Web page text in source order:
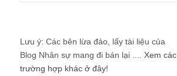
Lưu ý: Các bên lừa đảo, lấy tài liệu của
Blog Nhân sự mang đi bán lại .... Xem các
trường hợp khác ở đây!